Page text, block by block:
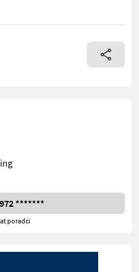
– Ihr führender
*******
poradci